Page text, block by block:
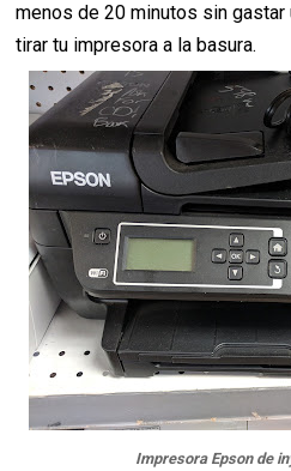
menos de 20 minutos sin gastar
tirar tu impresora a la basura.
Impresora Epson de